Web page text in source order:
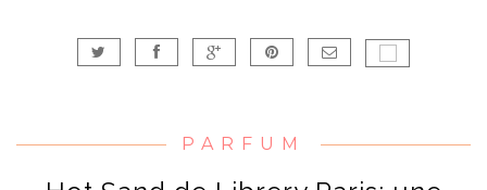
PARFUM